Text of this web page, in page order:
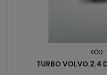
KÓD:
TURBO VOLVO 2.4